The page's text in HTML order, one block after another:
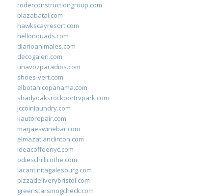
roderconstructiongroup.com
plazabatai.com
hawkscayresort.com
hellonquads.com
diarioanimales.com
decogaleri.com
unavozparadios.com
shoes-vert.com
elbotanicopanama.com
shadyoaksrockportrvpark.com
jccoinlaundry.com
kautorepair.com
marjaeswinebar.com
elmazatlanclinton.com
ideacoffeenyc.com
odieschillicothe.com
lacantinitagalesburg.com
pizzadeliverybristol.com
greenstarsmogcheck.com